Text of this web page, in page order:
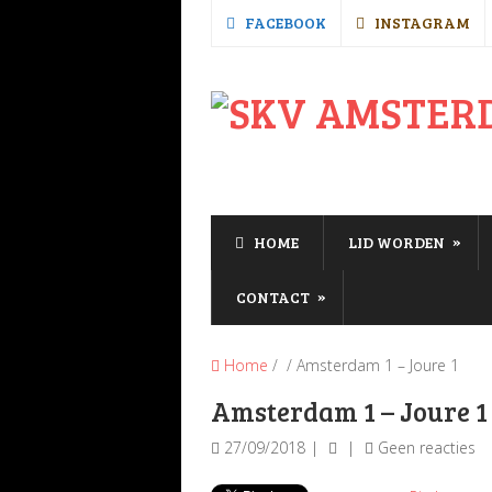
FACEBOOK INSTAGRAM
HOME LID WORDEN »
CONTACT »
Home / / Amsterdam 1 – Joure 1
Amsterdam 1 – Joure 1
27/09/2018 Geen reacties